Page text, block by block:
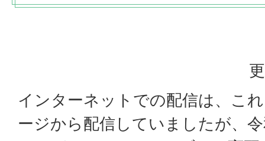
インターネットでの配信は、こ
ージから配信していましたが、